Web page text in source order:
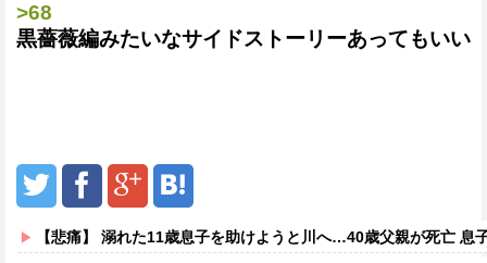
>68
黒薔薇編みたいなサイドストーリーあってもいい
【悲痛】 溺れた11歳息子を助けようと川へ…40歳父親が死亡 息